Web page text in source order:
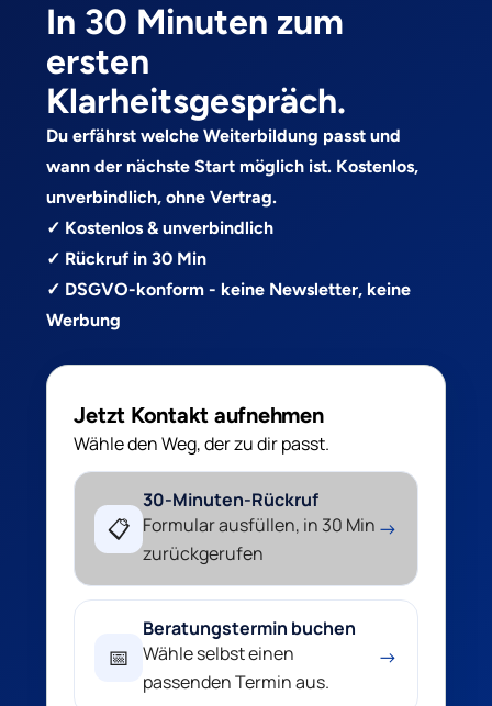
In 30 Minuten zum
ersten
Klarheitsgespräch.
Du erfährst welche Weiterbildung passt und
wann der nächste Start möglich ist. Kostenlos,
unverbindlich, ohne Vertrag.
✓ Kostenlos & unverbindlich
✓ Rückruf in 30 Min
✓ DSGVO-konform - keine Newsletter, keine
Werbung
Jetzt Kontakt aufnehmen
Wähle den Weg, der zu dir passt.
📋
30-Minuten-Rückruf
Formular ausfüllen, in 30 Min
zurückgerufen
→
📅
Beratungstermin buchen
Wähle selbst einen
passenden Termin aus.
→